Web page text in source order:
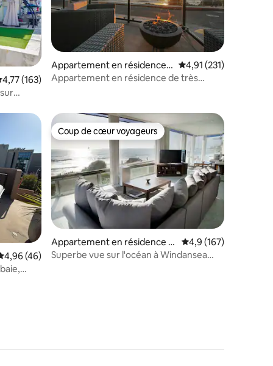
: 4,54 sur 5
moyenne sur la base de 163 commentaires : 4,77 sur 5
4,77 (163)
Appartement en résidence ⋅
La Jolla
Évaluation moyenne
4,91 (231)
Appartement en résidence de très
: 4,99 sur 5
appréciés
moyenne sur la base de 46 commentaires : 4,96 sur 5
4,96 (46)
Coup de cœur voyageurs
Coup de cœur voyageurs
Appartement en résidence ⋅
La Jolla
Évaluation moyenne
4,9 (167)
Superbe vue sur l'océan à Windansea